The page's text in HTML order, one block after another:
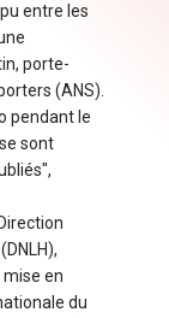
entre les
porte-
(ANS).
pendant le
sont
en
du